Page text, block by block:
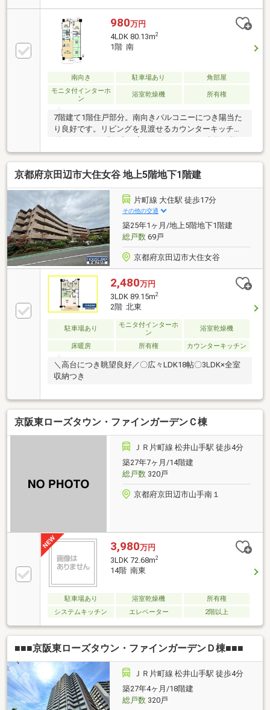
980万円
4LDK 80.13m2
1階 南
南向き 駐車場あり
角部屋
モニタ付インターホ
ン
浴室乾燥機 所有権
7階建て1階住戸部分。南向きバルコニーにつき陽当た
り良好です。リビングを見渡せるカウンターキッチン
付きの4LDK。現況空き家のためゆっくりご内覧可能で
す！
京都府京田辺市大住女谷 地上5階地下1階建
片町線 大住駅 徒歩17分
その他の交通
築25年1ヶ月/地上5階地下1階建
総戸数69戸
京都府京田辺市大住女谷
2,480万円
3LDK 89.15m2
2階 北東
駐車場あり
モニタ付インターホ
ン
浴室乾燥機
床暖房 所有権 カウンターキッチン
＼高台につき眺望良好／〇広々LDK18帖〇3LDK×全室
収納つき
京阪東ローズタウン・ファインガーデンＣ棟
ＪＲ片町線 松井山手駅 徒歩4分
築27年7ヶ月/14階建
総戸数320戸
京都府京田辺市山手南１
3,980万円
3LDK 72.68m2
14階 南東
駐車場あり 浴室乾燥機
所有権
システムキッチン
エレベーター 2階以上
■■■京阪東ローズタウン・ファインガーデンＤ棟■■■
ＪＲ片町線 松井山手駅 徒歩4分
築27年4ヶ月/18階建
総戸数320戸